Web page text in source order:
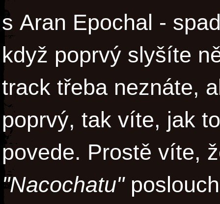
s Aran Epochal -
když poprvý slyšíte
track třeba neznáte,
poprvý, tak víte, jak
povede. Prostě víte,
"Nacochatu"